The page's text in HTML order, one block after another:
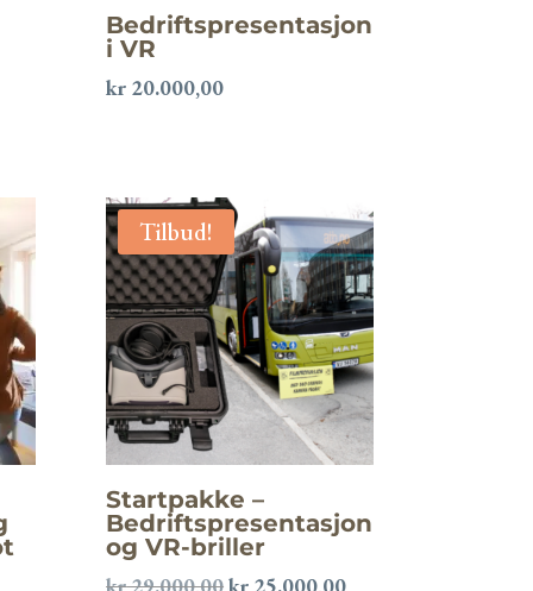
Bedriftspresentasjon
i VR
kr 20.000,00
Tilbud!
Startpakke –
Bedriftspresentasjon
og VR-briller
kr29.000,00Opprinnelig
kr 25.000,00Nåværende